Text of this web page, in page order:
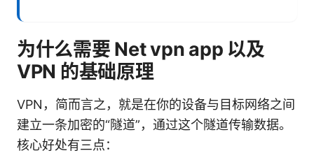
为什么需要 Net vpn app 以及
VPN 的基础原理
VPN，简而言之，就是在你的设备与目标网络之间
建立一条加密的“隧道”，通过这个隧道传输数据。
核心好处有三点：